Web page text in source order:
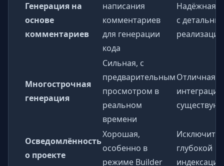
Генерация на
основе
комментариев
написания
комментариев
для генерации
кода
Надёжная
с
Многострочная
генерация
Сильная, с
предварительным
просмотром в
реальном
времени
Отличная,
Осведомлённость
о проекте
Хорошая,
особенно в
режиме Builder
глубокой